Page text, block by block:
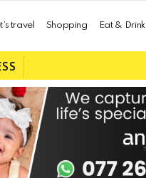
travel Shopping Eat & Drink